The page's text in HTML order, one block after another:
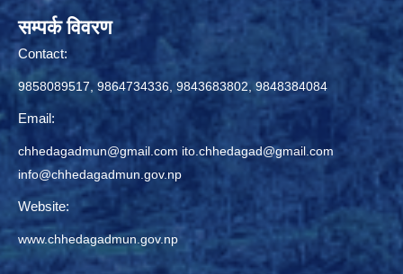
सम्पर्क विवरण
Contact:
9858089517, 9864734336, 9843683802, 9848384084
Email:
chhedagadmun@gmail.com ito.chhedagad@gmail.com
info@chhedagadmun.gov.np
Website:
www.chhedagadmun.gov.np